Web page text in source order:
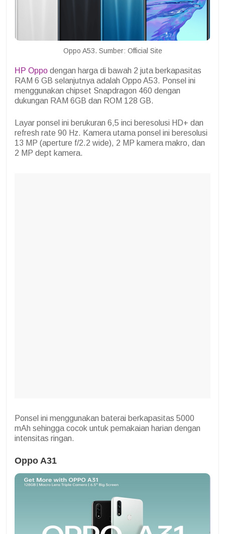
Oppo A53. Sumber: Official Site
HP Oppo dengan harga di bawah 2 juta berkapasitas
RAM 6 GB selanjutnya adalah Oppo A53. Ponsel ini
menggunakan chipset Snapdragon 460 dengan
dukungan RAM 6GB dan ROM 128 GB.
Layar ponsel ini berukuran 6,5 inci beresolusi HD+ dan
refresh rate 90 Hz. Kamera utama ponsel ini beresolusi
13 MP (aperture f/2.2 wide), 2 MP kamera makro, dan
2 MP dept kamera.
Ponsel ini menggunakan baterai berkapasitas 5000
mAh sehingga cocok untuk pemakaian harian dengan
intensitas ringan.
Oppo A31